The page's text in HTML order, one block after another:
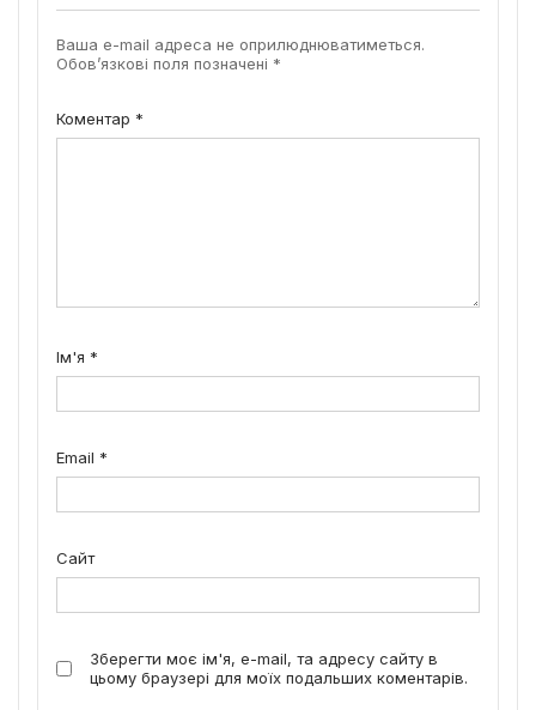
Ваша e-mail адреса не оприлюднюватиметься.
Обов’язкові поля позначені *
Коментар *
Ім'я *
Email *
Сайт
Зберегти моє ім'я, e-mail, та адресу сайту в
цьому браузері для моїх подальших коментарів.